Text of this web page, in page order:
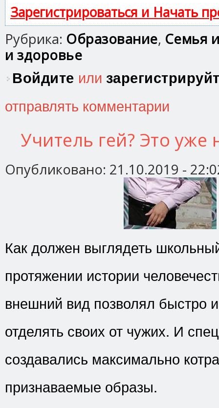
Зарегистрироваться и Начать
Рубрика: Образование, Семья
и здоровье
Войдите или
отправлять комментарии
Учитель гей? Это уже
Опубликовано: 21.10.2019 -
Как должен выглядеть
протяжении истории
внешний вид позволял быстро
отделять своих от чужих. И
создавались максимально
признаваемые образы.